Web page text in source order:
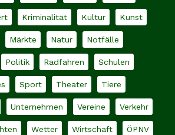
Kriminalität Kultur Kunst
Märkte Natur Notfälle
Politik Radfahren Schulen
Sport Theater Tiere
Unternehmen Vereine Verkehr
Wetter Wirtschaft ÖPNV